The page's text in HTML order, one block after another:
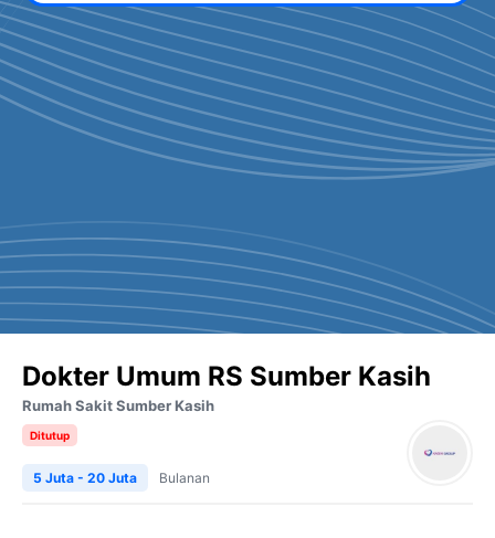
Dokter Umum RS Sumber Kasih
Rumah Sakit Sumber Kasih
Ditutup
5 Juta - 20 Juta Bulanan